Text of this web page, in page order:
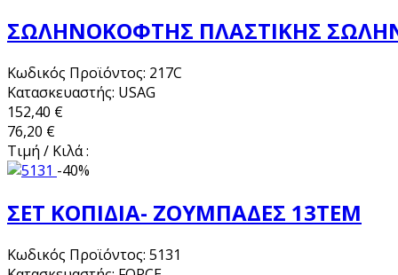
ΣΩΛΗΝΟΚΟΦΤΗΣ ΠΛΑΣΤΙΚΗΣ
Κωδικός Προϊόντος: 217C
Κατασκευαστής: USAG
152,40 €
76,20 €
Τιμή / Κιλά :
-40%
ΣΕΤ ΚΟΠΙΔΙΑ- ΖΟΥΜΠΑΔΕΣ 13ΤΕΜ
Κωδικός Προϊόντος: 5131